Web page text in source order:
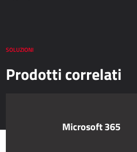
SOLUZIONI
Prodotti correlati
Microsoft 365